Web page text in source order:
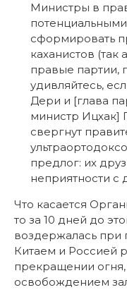
Министры в
сформировать
каханистов (так
правые партии,
удивляйтесь,
Дери и [глава
министр Ицхак]
свергнут
предлог: их
неприятности
Что касается
то за 10 дней до
воздержалась при
Китаем и Россией
прекращении
освобождением